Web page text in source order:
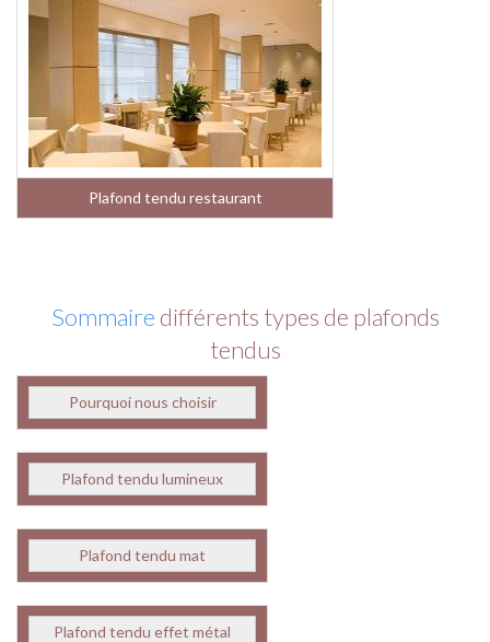
Plafond tendu restaurant
Sommaire différents types de plafonds
tendus
Pourquoi nous choisir
Plafond tendu lumineux
Plafond tendu mat
Plafond tendu effet métal